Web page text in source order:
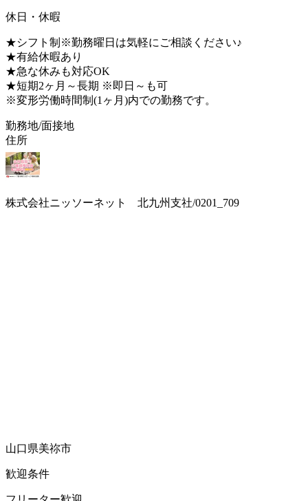
休日・休暇
★シフト制※勤務曜日は気軽にご相談ください♪
★有給休暇あり
★急な休みも対応OK
★短期2ヶ月～長期 ※即日～も可
※変形労働時間制(1ヶ月)内での勤務です。
勤務地/面接地
住所
株式会社ニッソーネット 北九州支社/0201_709
山口県美祢市
歓迎条件